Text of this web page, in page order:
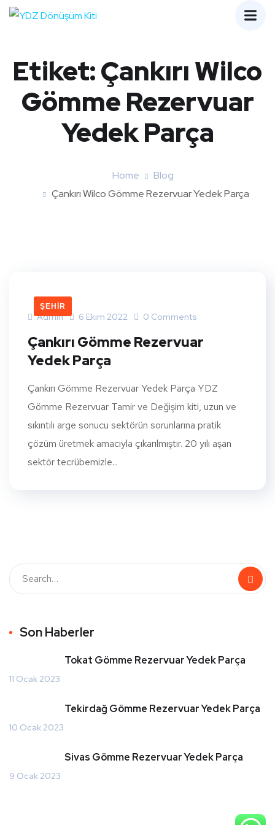
Etiket:Çankırı Wilco
Gömme Rezervuar
Yedek Parça
Home
Blog
Çankırı Wilco Gömme Rezervuar Yedek Parça
ŞEHIR
Admin 6 Ekim 2022 0 Comments
Çankırı Gömme Rezervuar
Yedek Parça
Çankırı Gömme Rezervuar Yedek Parça YDZ
Gömme Rezervuar Tamir ve Değişim kiti, uzun ve
sıkıntılı arge sonucu sektörün sorunlarına pratik
çözüm üretmek amacıyla çıkarılmıştır. 20 yılı aşan
sektör tecrübemizle...
Son Haberler
Tokat Gömme Rezervuar Yedek Parça
11 Ocak 2023
Tekirdağ Gömme Rezervuar Yedek Parça
10 Ocak 2023
Sivas Gömme Rezervuar Yedek Parça
9 Ocak 2023